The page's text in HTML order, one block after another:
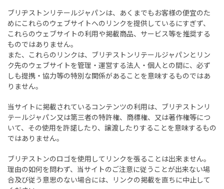
ブリヂストンリテールジャパンは、あくまでもお客様の便宜のた
めにこれらのウェブサイトへのリンクを提供しているにすぎず、
これらのウェブサイトの利用や掲載商品、サービス等を推奨する
ものではありません。
また、これらのリンクは、ブリヂストンリテールジャパンとリン
ク先のウェブサイトを管理・運営する法人・個人との間に、必ず
しも提携・協力等の特別な関係があることを意味するものではあ
りません。
当サイトに掲載されているコンテンツの利用は、ブリヂストンリ
テールジャパン又は第三者の特許権、商標権、又は著作権等につ
いて、その使用を許諾したり、譲渡したりすることを意味するもの
ではありません。
ブリヂストンのロゴを使用してリンクを張ることは出来ません。
理由の如何を問わず、当サイトのご注意に従うことが出来ない場
合及び従う意思のない場合には、リンクの掲載を直ちに中止して